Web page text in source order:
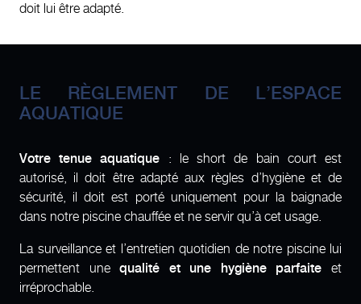
doit lui être adapté.
LE RÈGLEMENT DE L’ESPACE
AQUATIQUE
Votre tenue aquatique : le short de bain court est
autorisé, il doit être adapté aux règles d’hygiène et de
sécurité, il doit est porté uniquement pour la baignade
dans notre piscine chauffée et ne servir qu’à cet usage.
La surveillance et l’entretien quotidien de notre piscine lui
permettent unequalité et une hygiène parfaite et
irréprochable.